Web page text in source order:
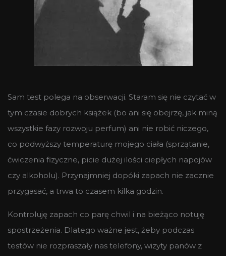
Sam test polega na obserwacji. Staram się nie czytać w
tym czasie dobrych książek (bo ani się obejrzę, jak miną
wszystkie fazy rozwoju perfum) ani nie robić niczego,
co podwyższy temperaturę mojego ciała (sprzątanie,
ćwiczenia fizyczne, picie dużej ilości ciepłych napojów
czy alkoholu). Przynajmniej dopóki zapach nie zacznie
przygasać, a trwa to czasem kilka godzin.
Kontroluję zapach co parę chwil i na bieżąco notuję
spostrzeżenia. Dlatego ważne jest, żeby podczas
testów nie rozpraszały nas telefony, wizyty panów z